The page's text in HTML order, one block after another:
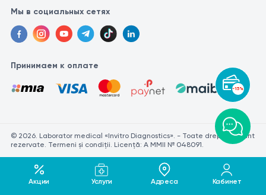
-15%
Мы в социальных сетях
Принимаем к оплате
© 2026. Laborator medical «Invitro Diagnostics». - Toate drepturile sunt
rezervate. Termeni și condiții. Licență: A MMII № 048091.
Акции Услуги Адреса Кабинет